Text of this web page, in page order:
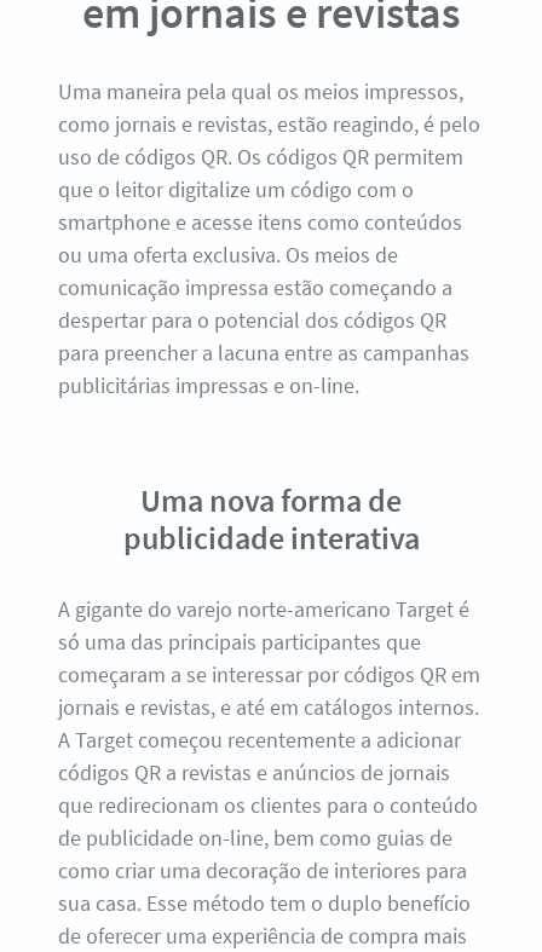
em jornais e revistas
Uma maneira pela qual os meios impressos,
como jornais e revistas, estão reagindo, é pelo
uso de códigos QR. Os códigos QR permitem
que o leitor digitalize um código com o
smartphone e acesse itens como conteúdos
ou uma oferta exclusiva. Os meios de
comunicação impressa estão começando a
despertar para o potencial dos códigos QR
para preencher a lacuna entre as campanhas
publicitárias impressas e on-line.
Uma nova forma de
publicidade interativa
A gigante do varejo norte-americano Target é
só uma das principais participantes que
começaram a se interessar por códigos QR em
jornais e revistas, e até em catálogos internos.
A Target começou recentemente a adicionar
códigos QR a revistas e anúncios de jornais
que redirecionam os clientes para o conteúdo
de publicidade on-line, bem como guias de
como criar uma decoração de interiores para
sua casa. Esse método tem o duplo benefício
de oferecer uma experiência de compra mais